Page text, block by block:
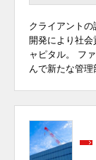
クライアント
開発により社
ャピタル。 フ
んで新たな管